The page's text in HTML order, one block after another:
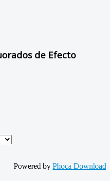
de Efecto
Powered by Phoca Download